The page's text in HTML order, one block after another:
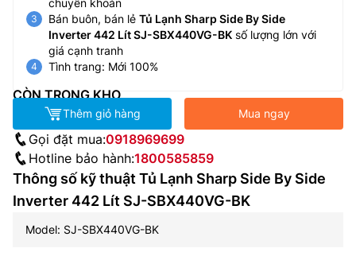
Bán buôn, bán lẻ Tủ Lạnh Sharp Side By Side
Inverter 442 Lít SJ-SBX440VG-BK số lượng lớn với
giá cạnh tranh
Tình trang: Mới 100%
CÒN TRONG KHO
Thêm giỏ hàng Mua ngay
Gọi đặt mua:0918969699
Hotline bảo hành:1800585859
Thông số kỹ thuật Tủ Lạnh Sharp Side By Side
Inverter 442 Lít SJ-SBX440VG-BK
Model: SJ-SBX440VG-BK